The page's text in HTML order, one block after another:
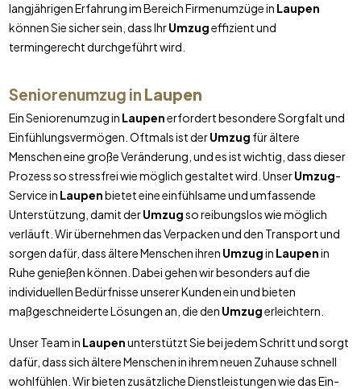
langjährigen Erfahrung im Bereich Firmenumzüge in Laupen
können Sie sicher sein, dass IhrUmzugeffizient und
termingerecht durchgeführt wird.
Seniorenumzug in Laupen
Ein Seniorenumzug in Laupenerfordert besondere Sorgfalt und
Einfühlungsvermögen. Oftmals ist derUmzug für ältere
Menschen eine große Veränderung, und es ist wichtig, dass dieser
Prozess so stressfrei wie möglich gestaltet wird. UnserUmzug-
Service in Laupenbietet eine einfühlsame und umfassende
Unterstützung, damit derUmzugso reibungslos wie möglich
verläuft. Wir übernehmen das Verpacken und den Transport und
sorgen dafür, dass ältere Menschen ihren Umzugin Laupenin
Ruhe genießen können. Dabei gehen wir besonders auf die
individuellen Bedürfnisse unserer Kunden ein und bieten
maßgeschneiderte Lösungen an, die den Umzugerleichtern.
Unser Team in Laupenunterstützt Sie bei jedem Schritt und sorgt
dafür, dass sich ältere Menschen in ihrem neuen Zuhause schnell
wohlfühlen. Wir bieten zusätzliche Dienstleistungen wie das Ein-